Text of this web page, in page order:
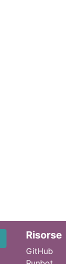
Risorse
GitHub